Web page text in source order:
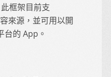
框架目前支
來源，並可用以開
的 App。